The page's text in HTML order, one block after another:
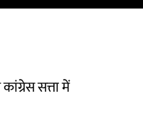
सत्ता में